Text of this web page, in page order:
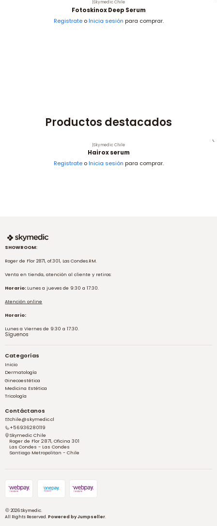
Skymedic Chile
Fotoskinox Deep Serum
Registrateo Inicia sesión para comprar.
Productos destacados
|Skymedic Chile
Hairox serum
Registrateo Inicia sesión para comprar.
SHOWROOM:
Roger de Flor 2871, of.301, Las Condes.RM.
Venta en tienda, atención al cliente y retiros:
Horario: Lunes a jueves de 9:30 a 17:30.
Atención online
Horario:
Lunes a Viernes de 9:30 a 17:30.
Síguenos
Categorías
Inicio
Dermatología
Ginecoestética
Medicina Estética
Tricología
Contáctanos
chile@skymedic.cl
+56936280119
Skymedic Chile
Roger de Flor 2871, Oficina 301
Las Condes - Las Condes
Santiago Metropolitan - Chile
2026 Skymedic.
All Rights Reserved.Powered by Jumpseller.